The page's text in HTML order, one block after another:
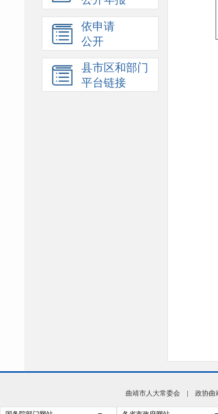
依申请
公开
县市区和部门
平台链接
曲靖市人大常委会 政协曲